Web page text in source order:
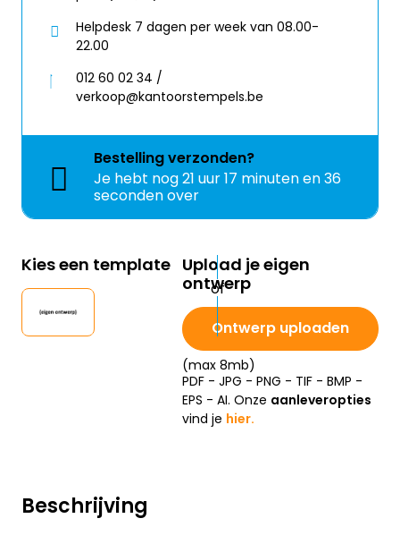
Beschrijving
Helpdesk 7 dagen per week van 08.00-
22.00
012 60 02 34 /
verkoop@kantoorstempels.be
Bestellingverzonden?
Je hebt nog21 uur 17 minuten en 36
seconden over
Kies een template Upload je eigen
ontwerp
Ontwerp uploaden
(max 8mb)
PDF - JPG - PNG - TIF - BMP -
EPS - AI. Onze aanleveropties
vind je hier.